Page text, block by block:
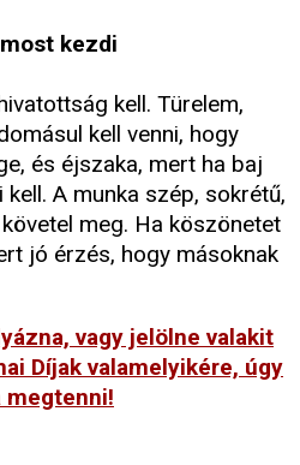
kezdi
kell. Türelem,
kell venni, hogy
és éjszaka, mert ha baj
A munka szép, sokrétű,
meg. Ha köszönetet
jó érzés, hogy másoknak
vagy jelölne valakit
Díjak valamelyikére, úgy
megtenni!